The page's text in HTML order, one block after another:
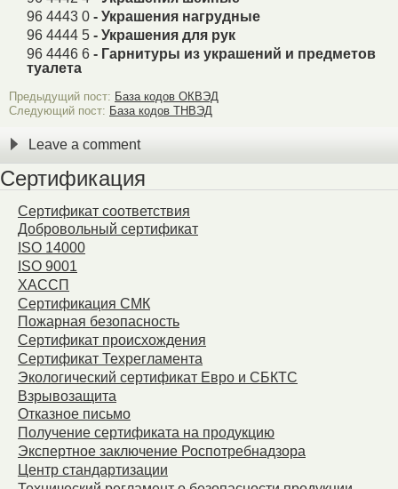
96 4443 0 - Украшения нагрудные
96 4444 5 - Украшения для рук
96 4446 6 - Гарнитуры из украшений и предметов
туалета
Предыдущий пост: База кодов ОКВЭД
Следующий пост: База кодов ТНВЭД
Leave a comment
Сертификация
Сертификат соответствия
Добровольный сертификат
ISO 14000
ISO 9001
ХАССП
Сертификация СМК
Пожарная безопасность
Сертификат происхождения
Сертификат Техрегламента
Экологический сертификат Евро и СБКТС
Взрывозащита
Отказное письмо
Получение сертификата на продукцию
Экспертное заключение Роспотребнадзора
Центр стандартизации